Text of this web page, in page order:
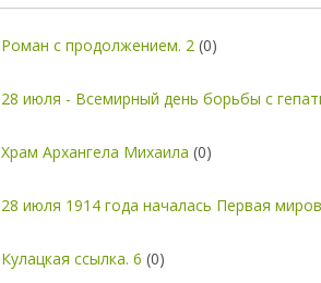
Роман с продолжением. 2 (0)
28 июля - Всемирный день борьбы с
Храм Архангела Михаила (0)
28 июля 1914 года началась Первая
Кулацкая ссылка. 6 (0)